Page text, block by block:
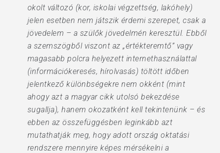
okolt változó (kor, iskolai végzettség, lakóhely)
jelen esetben nem játszik érdemi szerepet, csak a
jövedelem – a szülők jövedelmén keresztül. Ebből
a szemszögből viszont az „értékteremtő” vagy
magasabb polcra helyezett internethasználattal
(információkeresés, hírolvasás) töltött időben
jelentkező különbségekre nem okként (mint
ahogy azt a magyar cikk utolsó bekezdése
sugallja), hanem okozatként kell tekintenünk – és
ebben az összefüggésben leginkább azt
mutathatják meg, hogy adott ország oktatási
rendszere mennyire képes mérsékelni a